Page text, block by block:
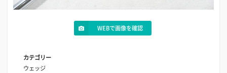
WEBで画像を確認
カテゴリー
ウェッジ